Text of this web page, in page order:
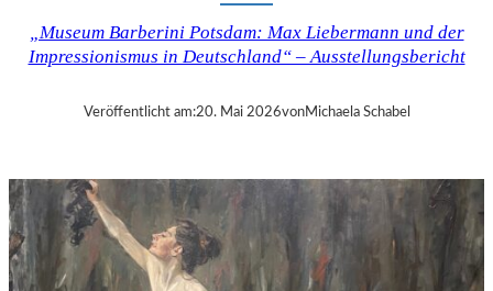
„Museum Barberini Potsdam: Max Liebermann und der
Impressionismus in Deutschland“ – Ausstellungsbericht
Veröffentlicht am:20. Mai 2026vonMichaela Schabel